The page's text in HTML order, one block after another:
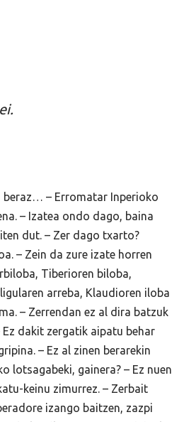
beraz… – Erromatar Inperioko
– Izatea ondo dago, baina
dut. – Zer dago txarto?
– Zein da zure izate horren
Tiberioren biloba,
arreba, Klaudioren iloba
– Zerrendan ez al dira batzuk
dakit zergatik aipatu behar
– Ez al zinen berarekin
lotsagabeki, gainera? – Ez nuen
keinu zimurrez. – Zerbait
izango baitzen, zazpi